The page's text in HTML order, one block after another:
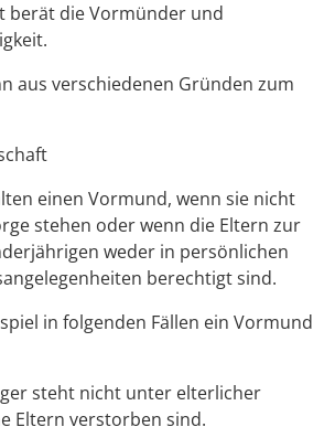
berät die Vormünder und
aus verschiedenen Gründen zum
einen Vormund, wenn sie nicht
stehen oder wenn die Eltern zur
weder in persönlichen
berechtigt sind.
in folgenden Fällen ein Vormund
steht nicht unter elterlicher
Eltern verstorben sind.